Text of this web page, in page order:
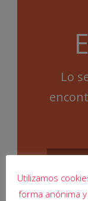
Lo
Utilizamos
forma anónima